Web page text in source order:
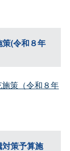
(令和８年
策（令和８年
策予算施